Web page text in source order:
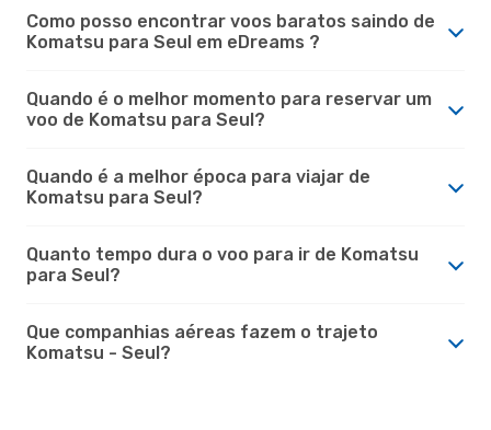
Como posso encontrar voos baratos saindo de
Komatsu para Seul em eDreams ?
Quando é o melhor momento para reservar um
voo de Komatsu para Seul?
Quando é a melhor época para viajar de
Komatsu para Seul?
Quanto tempo dura o voo para ir de Komatsu
para Seul?
Que companhias aéreas fazem o trajeto
Komatsu - Seul?